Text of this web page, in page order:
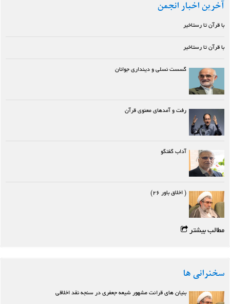
آخرین اخبار انجمن
با قرآن تا رستاخیر
با قرآن تا رستاخیر
گسست نسلی و دینداری جوانان
رفت و آمدهای معنوی قرآن
آداب گفتگو
( اخلاق باور ۲۶)
مطالب بیشتر
سخنرانی ها
بنیان های قرائت مشهور شیعه جعفری در سنجه نقد اخلاقی